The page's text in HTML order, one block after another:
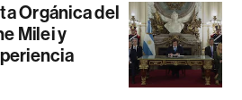
Orgánica del
Milei y